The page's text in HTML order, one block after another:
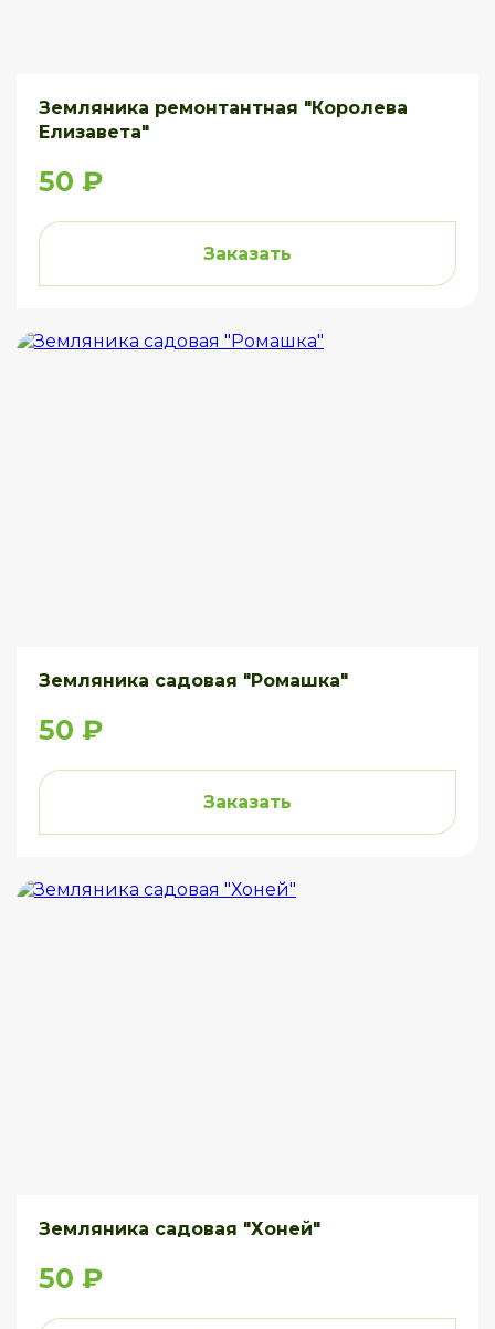
Земляника ремонтантная "Королева
Елизавета"
50 ₽
Заказать
Земляника садовая "Ромашка"
50 ₽
Заказать
Земляника садовая "Хоней"
50 ₽